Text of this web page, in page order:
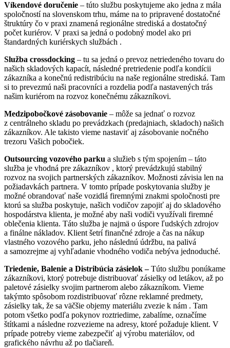
Víkendové doručenie – túto službu poskytujeme ako jedna z mála
spoločností na slovenskom trhu, máme na to pripravené dostatočné
štruktúry čo v praxi znamená regionálne strediská a dostatočný
počet kuriérov. V praxi sa jedná o podobný model ako pri
štandardných kuriérskych službách .
Služba crossdocking – tu sa jedná o prevoz netriedeného tovaru do
našich skladových kapacít, následné pretriedenie podľa kondícii
zákazníka a konečnú redistribúciu na naše regionálne strediská. Tam
si to prevezmú naši pracovníci a rozdelia podľa nastavených trás
našim kuriérom na rozvoz konečnému zákazníkovi.
Medzipobočkové zásobovanie – môže sa jednať o rozvoz
z centrálneho skladu po prevádzkach (predajniach, skladoch) našich
zákazníkov. Ale takisto vieme nastaviť aj zásobovanie nočného
trezoru Vašich pobočiek.
Outsourcing vozového parku a služieb s tým spojením – táto
služba je vhodná pre zákazníkov , ktorý prevádzkujú stabilný
rozvoz na svojich partnerských zákazníkov. Možnosti závisia len na
požiadavkách partnera. V tomto prípade poskytovania služby je
možné obrandovať naše vozidlá firemnými znakmi spoločnosti pre
ktorú sa služba poskytuje, našich vodičov zapojiť aj do skladového
hospodárstva klienta, je možné aby naši vodiči využívali firemné
oblečenia klienta. Táto služba je najmä o úspore ľudských zdrojov
a finálne nákladov. Klient šetrí finančné zdroje a čas na nákup
vlastného vozového parku, jeho následnú údržbu, na palivá
a samozrejme aj vyhľadanie vhodného vodiča nebýva jednoduché.
Triedenie, Balenie a Distribúcia zásielok –Túto službu ponúkame
zákazníkovi, ktorý potrebuje distribuovať zásielky od letákov, až po
paletové zásielky svojim partnerom alebo zákazníkom. Vieme
takýmto spôsobom rozdistribuovať rôzne reklamné predmety,
zásielky tak, že sa väčšie objemy materiálu zvezie k nám . Tam
potom všetko podľa pokynov roztriedime, zabalíme, označíme
štítkami a následne rozvezieme na adresy, ktoré požaduje klient. V
prípade potreby vieme zabezpečiť aj výrobu materiálov, od
grafického návrhu až po tlačiareň.